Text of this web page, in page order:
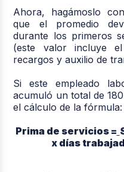
Ahora, hagámoslo
que el promedio
durante los primeros
(este valor incluye
recargos y auxilio de
Si este empleado
acumuló un total de
el cálculo de la fórmula:
Prima de servicios =
x días